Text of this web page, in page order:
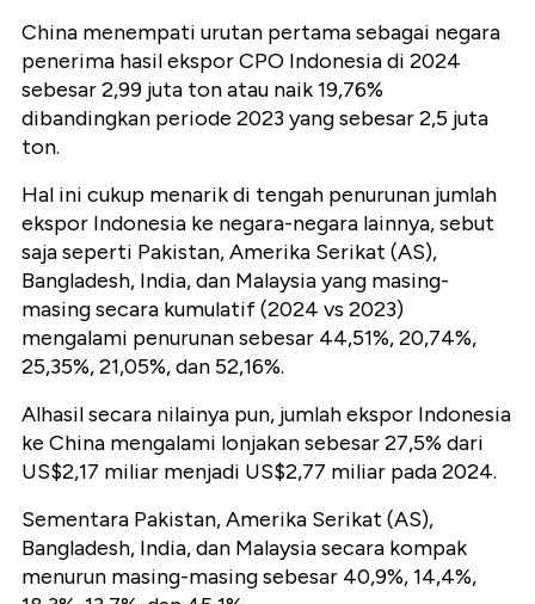
China menempati urutan pertama sebagai negara
penerima hasil ekspor CPO Indonesia di 2024
sebesar 2,99 juta ton atau naik 19,76%
dibandingkan periode 2023 yang sebesar 2,5 juta
ton.
Hal ini cukup menarik di tengah penurunan jumlah
ekspor Indonesia ke negara-negara lainnya, sebut
saja seperti Pakistan, Amerika Serikat (AS),
Bangladesh, India, dan Malaysia yang masing-
masing secara kumulatif (2024 vs 2023)
mengalami penurunan sebesar 44,51%, 20,74%,
25,35%, 21,05%, dan 52,16%.
Alhasil secara nilainya pun, jumlah ekspor Indonesia
ke China mengalami lonjakan sebesar 27,5% dari
US$2,17 miliar menjadi US$2,77 miliar pada 2024.
Sementara Pakistan, Amerika Serikat (AS),
Bangladesh, India, dan Malaysia secara kompak
menurun masing-masing sebesar 40,9%, 14,4%,